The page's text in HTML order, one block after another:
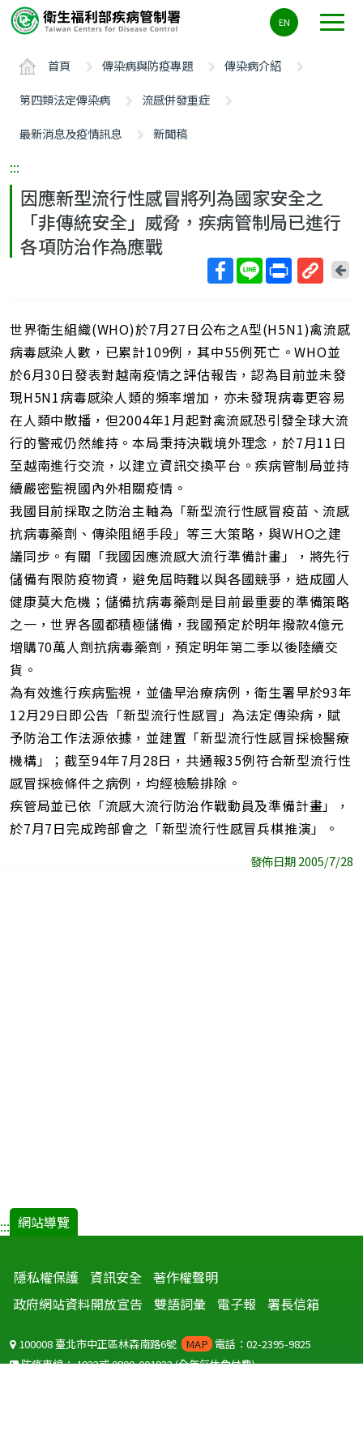
要
ALT+C
EN
首頁 傳染病與防疫專題
傳染病介紹
第四類法定傳染病
流感併發重症
最新消息及疫情訊息
新聞稿
:::
因應新型流行性感冒將列為國家安全之
「非傳統安全」威脅，疾病管制局已進行
各項防治作為應戰
短
網
址
回
頁
世界衛生組織(WHO)於7月27日公布之A型(H5N1)禽流感
病毒感染人數，已累計109例，其中55例死亡。WHO並
於6月30日發表對越南疫情之評估報告，認為目前並未發
現H5N1病毒感染人類的頻率增加，亦未發現病毒更容易
在人類中散播，但2004年1月起對禽流感恐引發全球大流
行的警戒仍然維持。本局秉持決戰境外理念，於7月11日
至越南進行交流，以建立資訊交換平台。疾病管制局並持
續嚴密監視國內外相關疫情。
我國目前採取之防治主軸為「新型流行性感冒疫苗、流感
抗病毒藥劑、傳染阻絕手段」等三大策略，與WHO之建
議同步。有關「我國因應流感大流行準備計畫」，將先行
儲備有限防疫物資，避免屆時難以與各國競爭，造成國人
健康莫大危機；儲備抗病毒藥劑是目前最重要的準備策略
之一，世界各國都積極儲備，我國預定於明年撥款4億元
增購70萬人劑抗病毒藥劑，預定明年第二季以後陸續交
貨。
為有效進行疾病監視，並儘早治療病例，衛生署早於93年
12月29日即公告「新型流行性感冒」為法定傳染病，賦
予防治工作法源依據，並建置「新型流行性感冒採檢醫療
機構」；截至94年7月28日，共通報35例符合新型流行性
感冒採檢條件之病例，均經檢驗排除。
疾管局並已依「流感大流行防治作戰動員及準備計畫」，
於7月7日完成跨部會之「新型流行性感冒兵棋推演」。
發佈日期 2005/7/28
::: 網站導覽
隱私權保護 資訊安全 著作權聲明
政府網站資料開放宣告
雙語詞彙 電子報 署長信箱
100008 臺北市中正區林森南路6號 MAP 電話：02-2395-9825
防疫專線：1922或0800-001922(全年無休免付費)